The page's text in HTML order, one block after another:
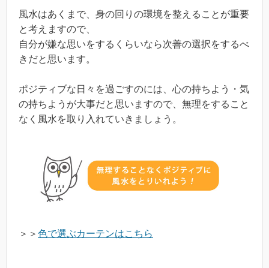
風水はあくまで、身の回りの環境を整えることが重要
と考えますので、
自分が嫌な思いをするくらいなら次善の選択をするべ
きだと思います。
ポジティブな日々を過ごすのには、心の持ちよう・気
の持ちようが大事だと思いますので、無理をすること
なく風水を取り入れていきましょう。
＞＞ 色で選ぶカーテンはこちら